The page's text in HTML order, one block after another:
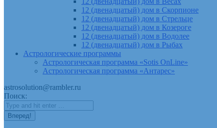
12 (двенадцатый) дом в Скорпионе
12 (двенадцатый) дом в Стрельце
12 (двенадцатый) дом в Козероге
12 (двенадцатый) дом в Водолее
12 (двенадцатый) дом в Рыбах
Астрологические программы
Астрологическая программа «Sotis OnLine»
Астрологическая программа «Антарес»
astrosolution@rambler.ru
Поиск: